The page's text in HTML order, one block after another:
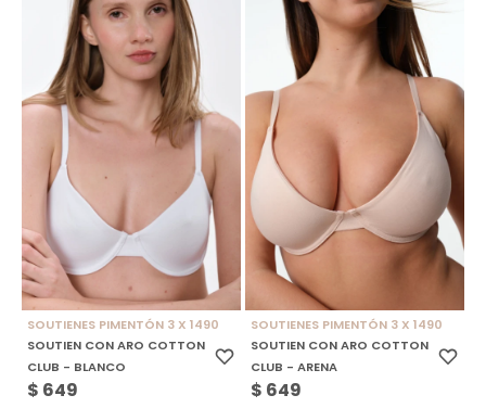
SOUTIENES PIMENTÓN 3 X 1490
SOUTIEN CON ARO COTTON
CLUB - BLANCO
$ 649
SOUTIENES PIMENTÓN 3 X 1490
SOUTIEN CON ARO COTTON
CLUB - ARENA
$ 649